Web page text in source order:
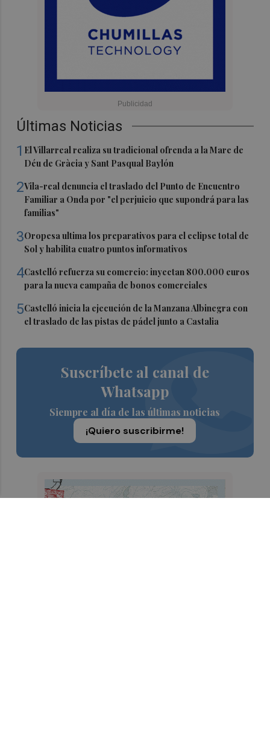
Últimas Noticias
1 El Villarreal realiza su tradicional ofrenda a la Mare de
Déu de Gràcia y Sant Pasqual Baylón
2Vila-real denuncia el traslado del Punto de Encuentro
Familiar a Onda por "el perjuicio que supondrá para las
familias"
3Oropesa ultima los preparativos para el eclipse total de
Sol y habilita cuatro puntos informativos
4Castelló refuerza su comercio: inyectan 800.000 euros
para la nueva campaña de bonos comerciales
5Castelló inicia la ejecución de la Manzana Albinegra con
el traslado de las pistas de pádel junto a Castalia
Suscríbete al canal de
Whatsapp
Siempre al día de las últimas noticias
¡Quiero suscribirme!